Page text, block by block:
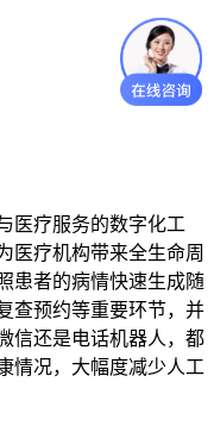
医疗服务的数字化工
医疗机构带来全生命周
患者的病情快速生成随
查预约等重要环节，并
信还是电话机器人，都
情况，大幅度减少人工